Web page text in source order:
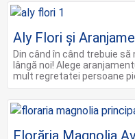
Aly Flori și
Din când în când trebuie
lângă noi! Alege
mult regretatei persoane
Florăria Magnolia